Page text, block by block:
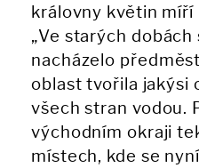
královny květin míří
„Ve starých
nacházelo
oblast tvořila jakýsi
všech stran vodou.
východním okraji
místech, kde se